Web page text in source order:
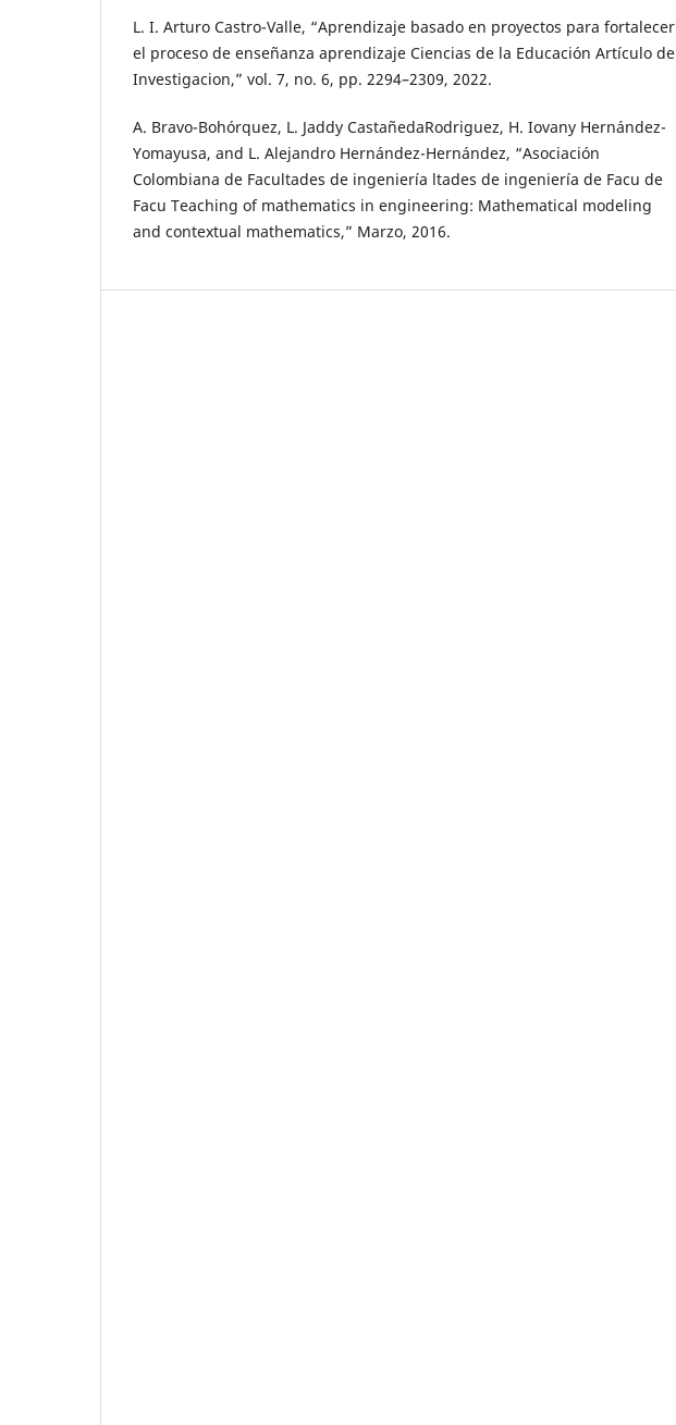
L. I. Arturo Castro-Valle, “Aprendizaje basado en proyectos para fortalecer
el proceso de enseñanza aprendizaje Ciencias de la Educación Artículo de
Investigacion,” vol. 7, no. 6, pp. 2294–2309, 2022.
A. Bravo-Bohórquez, L. Jaddy CastañedaRodriguez, H. Iovany Hernández-
Yomayusa, and L. Alejandro Hernández-Hernández, “Asociación
Colombiana de Facultades de ingeniería ltades de ingeniería de Facu de
Facu Teaching of mathematics in engineering: Mathematical modeling
and contextual mathematics,” Marzo, 2016.